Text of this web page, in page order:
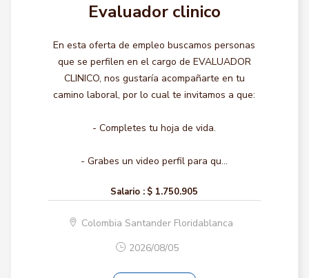
Evaluador clinico
En esta oferta de empleo buscamos personas
que se perfilen en el cargo de EVALUADOR
CLINICO, nos gustaría acompañarte en tu
camino laboral, por lo cual te invitamos a que:
- Completes tu hoja de vida.
- Grabes un video perfil para qu...
Salario : $ 1.750.905
Colombia Santander Floridablanca
2026/08/05